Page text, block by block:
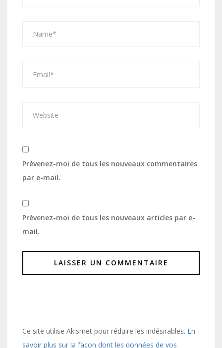
Prévenez-moi de tous les nouveaux commentaires
par e-mail.
Prévenez-moi de tous les nouveaux articles par e-
mail.
Ce site utilise Akismet pour réduire les indésirables. En
savoir plus sur la façon dont les données de vos